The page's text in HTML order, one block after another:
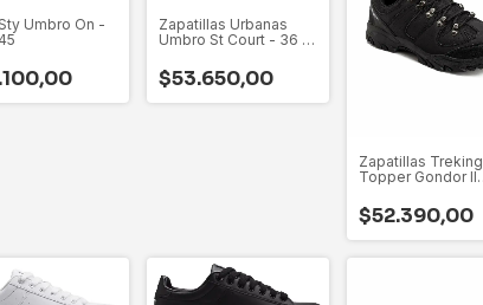
Umbro On -
Zapatillas Urbanas
Umbro St Court - 36 Al
$53.650,00
Zapatillas Treking
Topper Gondor II
$52.390,00